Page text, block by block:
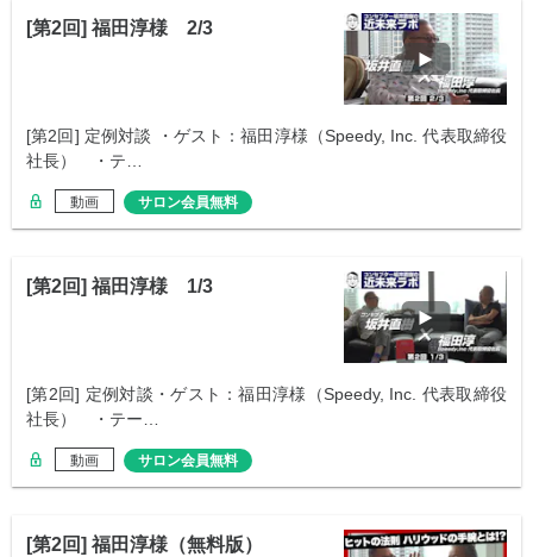
[第2回] 福田淳様 2/3
[第2回] 定例対談 ・ゲスト：福田淳様（Speedy, Inc. 代表取締役
社長） ・テ…
動画 サロン会員無料
[第2回] 福田淳様 1/3
[第2回] 定例対談・ゲスト：福田淳様（Speedy, Inc. 代表取締役
社長） ・テー…
動画 サロン会員無料
[第2回] 福田淳様（無料版）